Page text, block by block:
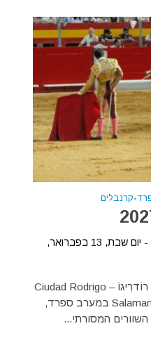
•קרנבלים
יום שלישי, 9 בפברואר, 2027 - יום שבת, 13 בפברואר,
העיירה הקטנה והשקטה סיוּדָד רוֹדרִיגוֹ – Ciudad Rodrigo
הנמצאת במחוז סָלַמָנקָה – Salamanca במערב ספרד,
המסורתי...